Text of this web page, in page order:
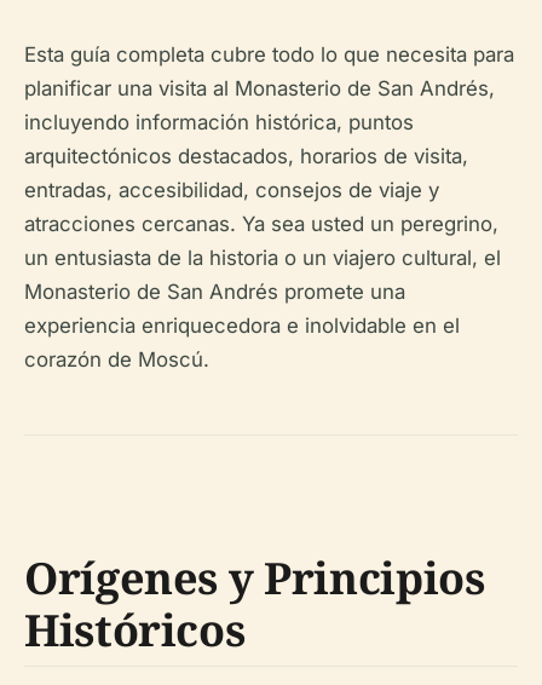
Esta guía completa cubre todo lo que necesita para
planificar una visita al Monasterio de San Andrés,
incluyendo información histórica, puntos
arquitectónicos destacados, horarios de visita,
entradas, accesibilidad, consejos de viaje y
atracciones cercanas. Ya sea usted un peregrino,
un entusiasta de la historia o un viajero cultural, el
Monasterio de San Andrés promete una
experiencia enriquecedora e inolvidable en el
corazón de Moscú.
Orígenes y Principios
Históricos